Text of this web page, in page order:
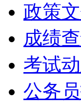
政策
成绩
考试
公务